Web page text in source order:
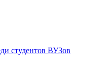
студентов ВУЗов